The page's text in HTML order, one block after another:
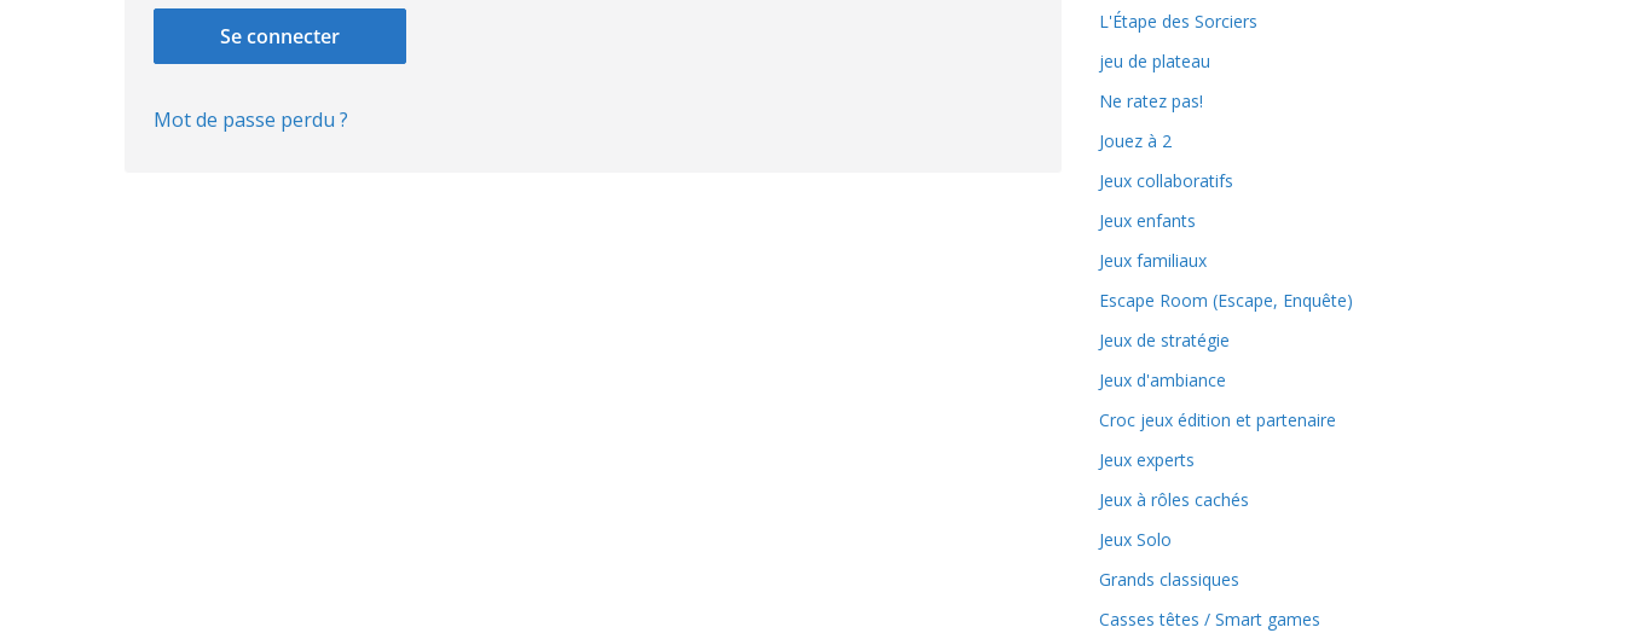
e
t
o
e
Se connecter
Mot de passe perdu ?
L'Étape des Sorciers
jeu de plateau
Ne ratez pas!
Jouez à 2
Jeux collaboratifs
Jeux enfants
Jeux familiaux
Escape Room (Escape, Enquête)
Jeux de stratégie
Jeux d'ambiance
Croc jeux édition et partenaire
Jeux experts
Jeux à rôles cachés
Jeux Solo
Grands classiques
Casses têtes / Smart games